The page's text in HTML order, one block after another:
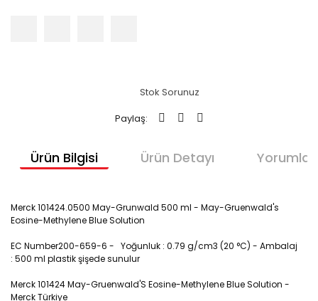
Stok Sorunuz
Paylaş:
Ürün Bilgisi Ürün Detayı Yorumlar
Merck 101424.0500 May-Grunwald 500 ml - May-Gruenwald's
Eosine-Methylene Blue Solution
EC Number200-659-6 - Yoğunluk : 0.79 g/cm3 (20 °C) - Ambalaj
: 500 ml plastik şişede sunulur
Merck 101424 May-Gruenwald'S Eosine-Methylene Blue Solution -
Merck Türkiye